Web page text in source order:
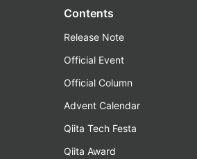
Contents
Release Note
Official Event
Official Column
Advent Calendar
Qiita Tech Festa
Qiita Award